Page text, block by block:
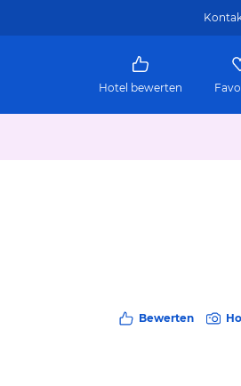
Hotel bewerten
Bewerten